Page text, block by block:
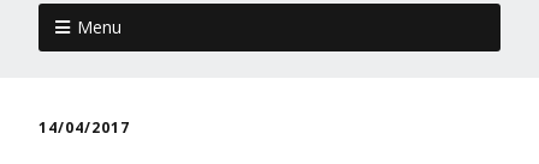
Menu
14/04/2017